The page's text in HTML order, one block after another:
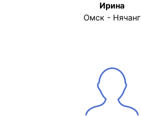
Ирина
Омск - Нячанг